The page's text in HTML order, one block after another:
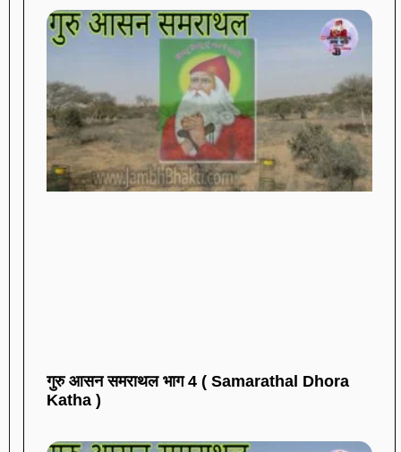
गुरु आसन समराथल भाग 4 ( Samarathal Dhora
Katha )